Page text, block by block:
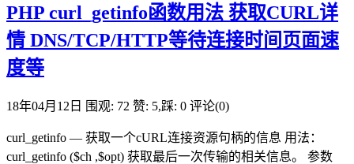
PHP curl_getinfo函数用法 获取CURL详
情 DNS/TCP/HTTP等待连接时间页面速
度等
18年04月12日 围观: 72 赞: 5,踩: 0 评论(0)
curl_getinfo — 获取一个cURL连接资源句柄的信息 用法：
curl_getinfo ($ch ,$opt) 获取最后一次传输的相关信息。 参数